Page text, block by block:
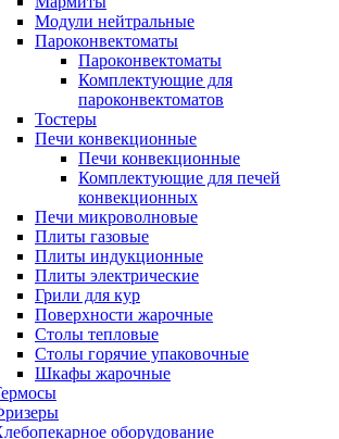
Модули нейтральные
Пароконвектоматы
Пароконвектоматы
Комплектующие для
пароконвектоматов
Тостеры
Печи конвекционные
Печи конвекционные
Комплектующие для печей
конвекционных
Печи микроволновые
Плиты газовые
Плиты индукционные
Плиты электрические
Грили для кур
Поверхности жарочные
Столы тепловые
Столы горячие упаковочные
Шкафы жарочные
оборудование